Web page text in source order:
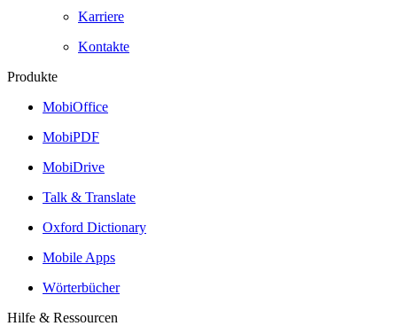
Karriere
Kontakte
Produkte
MobiOffice
MobiPDF
MobiDrive
Talk & Translate
Oxford Dictionary
Mobile Apps
Wörterbücher
Hilfe & Ressourcen